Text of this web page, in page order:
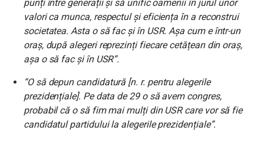
punți între generații și să unific oamenii în jurul unor
valori ca munca, respectul și eficiența în a reconstrui
societatea. Asta o să fac și în USR. Așa cum e într-un
oraș, după alegeri reprezinți fiecare cetățean din oraș,
așa o să fac și în USR”.
“O să depun candidatură [n. r. pentru alegerile
prezidențiale]. Pe data de 29 o să avem congres,
probabil că o să fim mai mulți din USR care vor să fie
candidatul partidului la alegerile prezidențiale”.